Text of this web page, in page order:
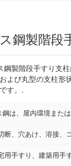
鋼製階段
鋼製階段手すり支
よび丸型の支柱形
す。.
は、屋内環境また
断、穴あけ、溶接、
用手すり、建築用手